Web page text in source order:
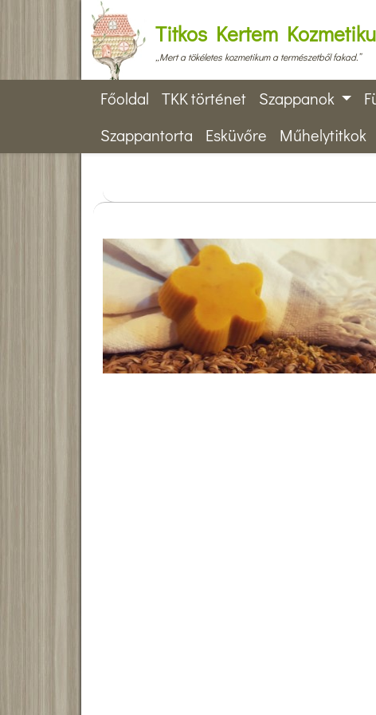
Titkos Kertem
„Mert a tökéletes kozmetikum a természetből fakad.”
Főoldal TKK történet Szappanok
Szappantorta
Esküvőre Műhelytitkok